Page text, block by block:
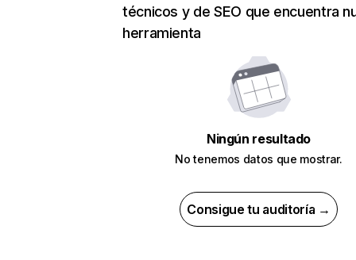
técnicos y de SEO que encuentra
herramienta
Ningún resultado
No tenemos datos que mostrar.
Consigue tu auditoría →